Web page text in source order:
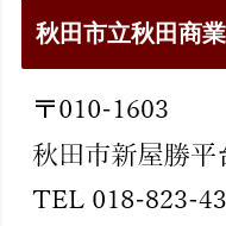
秋田市立秋田商